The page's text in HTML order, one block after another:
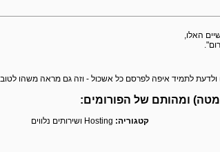
האלו,
לתמיד איפה לפרסם כל אשכול - וזה גם מראה משהו
ומהותם של הפורומים:
קטגוריה: